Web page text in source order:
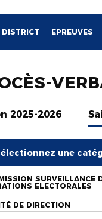
DISTRICT EPREUVES
2025-2026
une
SURVEILLANCE
ELECTORALES
DE DIRECTION